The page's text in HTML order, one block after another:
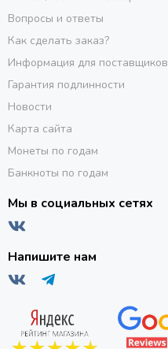
Вопросы и ответы
Как сделать заказ?
Информация для поставщиков
Гарантия подлинности
Новости
Карта сайта
Монеты по годам
Банкноты по годам
Мы в социальных сетях
Напишите нам